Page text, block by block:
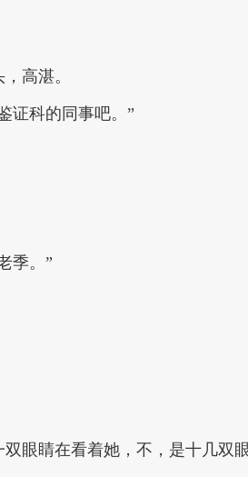
高湛。
证科的同事吧。”
季。”
眼睛在看着她，不，是十几双眼